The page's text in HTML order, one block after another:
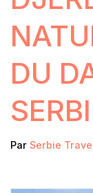
DU
Par Serbie